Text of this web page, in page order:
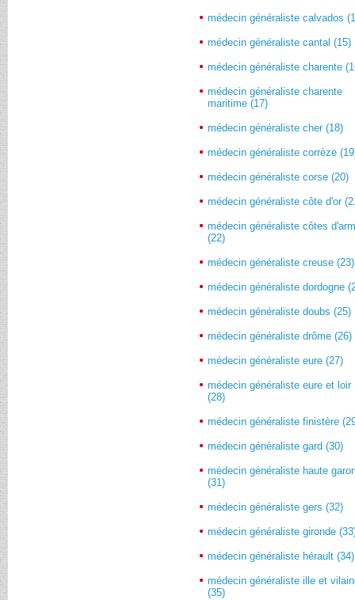
médecin généraliste calvados
médecin généraliste cantal (15)
médecin généraliste charente
médecin généraliste charente
maritime (17)
médecin généraliste cher (18)
médecin généraliste corrèze
médecin généraliste corse (20)
médecin généraliste côte d'or
médecin généraliste côtes
(22)
médecin généraliste creuse (23)
médecin généraliste dordogne
médecin généraliste doubs (25)
médecin généraliste drôme (26)
médecin généraliste eure (27)
médecin généraliste eure et loir
(28)
médecin généraliste finistère
médecin généraliste gard (30)
médecin généraliste haute
(31)
médecin généraliste gers (32)
médecin généraliste gironde
médecin généraliste hérault (34)
médecin généraliste ille et
(35)